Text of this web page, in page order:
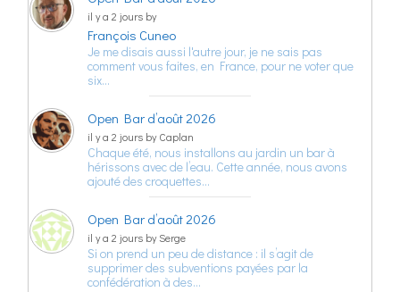
il y a 2 jours by
François Cuneo
Je me disais aussi l'autre jour, je ne sais pas
comment vous faites, en France, pour ne voter que
six…
Open Bar d’août 2026
il y a 2 jours by Caplan
Chaque été, nous installons au jardin un bar à
hérissons avec de l’eau. Cette année, nous avons
ajouté des croquettes…
Open Bar d’août 2026
il y a 2 jours by Serge
Si on prend un peu de distance : il s’agit de
supprimer des subventions payées par la
confédération à des…